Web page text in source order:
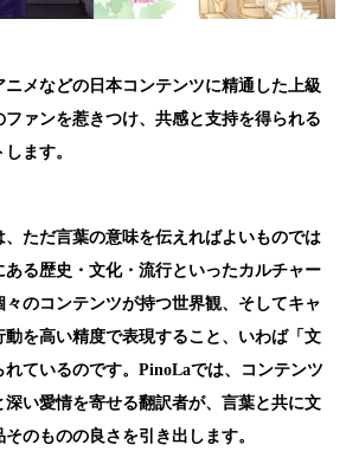
メなどの日本コンテンツに精通した上級
ァンを惹きつけ、共感と支持を得られる
ます。
、ただ言葉の意味を伝えればよいものでは
ある歴史・文化・流行といったカルチャー
々のコンテンツが持つ世界観、そしてキャ
動を高い精度で表現すること、いわば「文
れているのです。PinoLaでは、コンテンツ
深い愛情を寄せる翻訳者が、言葉と共に文
そのものの良さを引き出します。